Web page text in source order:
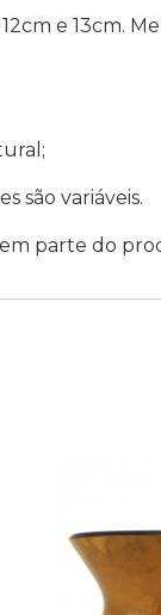
12cm e 13cm.
são variáveis.
parte do